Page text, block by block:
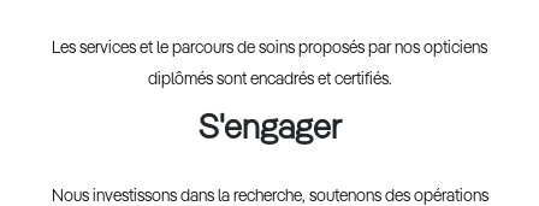
Les services et le parcours de soins proposés par nos opticiens
diplômés sont encadrés et certifiés.
S'engager
Nous investissons dans la recherche, soutenons des opérations